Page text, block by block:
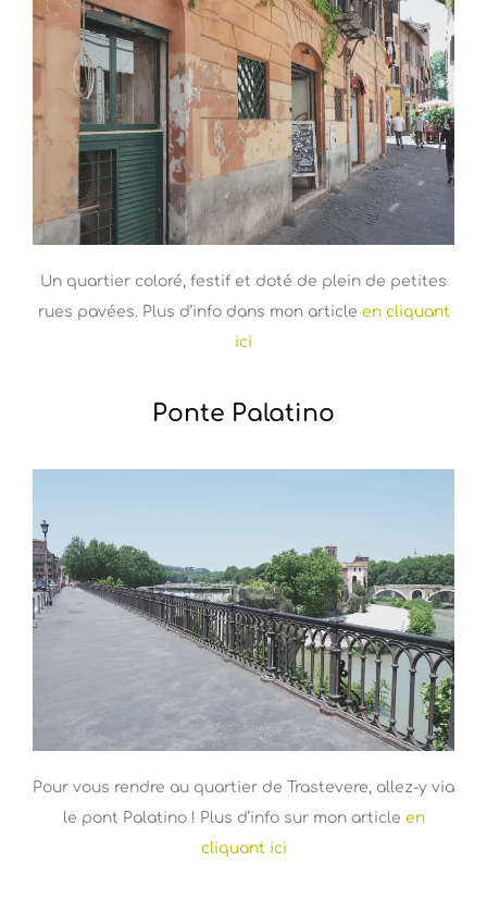
Un quartier coloré, festif et doté de plein de petites
rues pavées. Plus d’info dans mon article en cliquant
ici
Ponte Palatino
Pour vous rendre au quartier de Trastevere, allez-y via
le pont Palatino ! Plus d’info sur mon article en
cliquant ici